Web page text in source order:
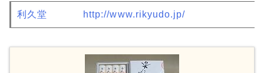
利久堂 http://www.rikyudo.jp/